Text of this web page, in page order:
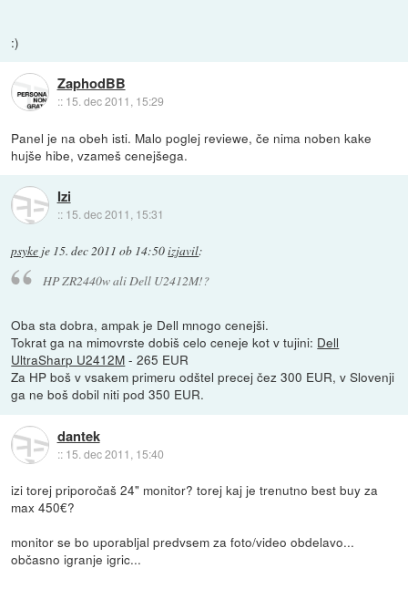
:)
ZaphodBB
:: 15. dec 2011, 15:29
Panel je na obeh isti. Malo poglej reviewe, če nima noben kake
hujše hibe, vzameš cenejšega.
Izi
:: 15. dec 2011, 15:31
psyke je 15. dec 2011 ob 14:50izjavil:
HP ZR2440w ali Dell U2412M!?
Oba sta dobra, ampak je Dell mnogo cenejši.
Tokrat ga na mimovrste dobiš celo ceneje kot v tujini: Dell
UltraSharp U2412M - 265 EUR
Za HP boš v vsakem primeru odštel precej čez 300 EUR, v Slovenji
ga ne boš dobil niti pod 350 EUR.
dantek
:: 15. dec 2011, 15:40
izi torej priporočaš 24" monitor? torej kaj je trenutno best buy za
max 450€?
monitor se bo uporabljal predvsem za foto/video obdelavo...
občasno igranje igric...